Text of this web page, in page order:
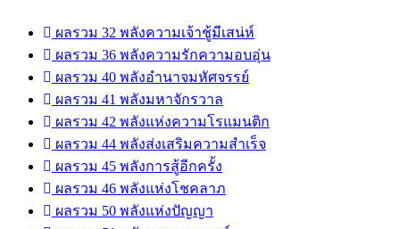
ผลรวม 32 พลังความเจ้าชู้มีเสน่ห์
ผลรวม 36 พลังความรักความอบอุ่น
ผลรวม 40 พลังอำนาจมหัศจรรย์
ผลรวม 41 พลังมหาจักรวาล
ผลรวม 42 พลังแห่งความโรแมนติก
ผลรวม 44 พลังส่งเสริมความสำเร็จ
ผลรวม 45 พลังการสู้อีกครั้ง
ผลรวม 46 พลังแห่งโชคลาภ
ผลรวม 50 พลังแห่งปัญญา